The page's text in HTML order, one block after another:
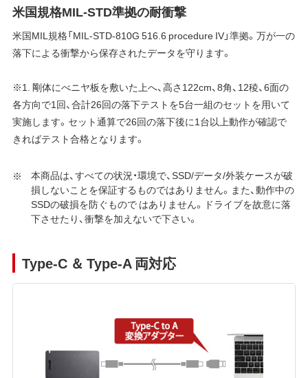
米国規格MIL-STD準拠の耐衝撃
米国MIL規格「MIL-STD-810G 516.6 procedure IV」準拠。万が一の
落下による衝撃から保存されたデータを守ります。
※1. 剛体にべニヤ板を敷いた上へ、高さ122cm、8角、12稜、6面の
各方向で1回、合計26回の落下テストを5台一組のセットを用いて
実施します。セット通算で26回の落下後に1台以上動作が確認で
きればテスト合格となります。
本商品は、すべての状況・環境で、SSD/データ/外装ケースが破
損しないことを保証するものではありません。また、動作中の
SSDの破損を防ぐもので はありません。ドライブを故意に落
下させたり、衝撃を加えないで下さい。
Type-C ＆ Type-A 両対応